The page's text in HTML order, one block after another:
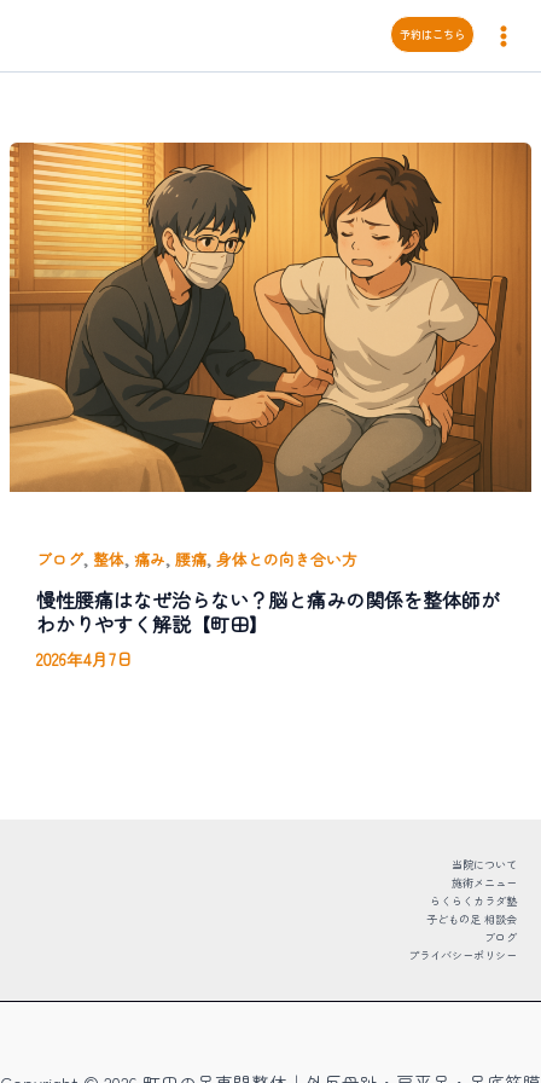
を
ッ
プ
予約はこちら
ブログ, 整体, 痛み, 腰痛, 身体との向き合い方
慢性腰痛はなぜ治らない？脳と痛みの関係を整体師が
わかりやすく解説【町田】
2026年4月7日
当院について
施術メニュー
らくらくカラダ塾
子どもの足 相談会
ブログ
プライバシーポリシー